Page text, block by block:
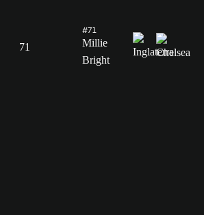
71
#71
Millie
Bright